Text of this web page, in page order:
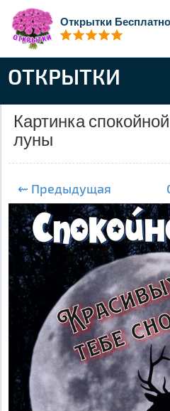
Открытки
ОТКРЫТКИ
Картинка
луны
⇜ Предыдущая